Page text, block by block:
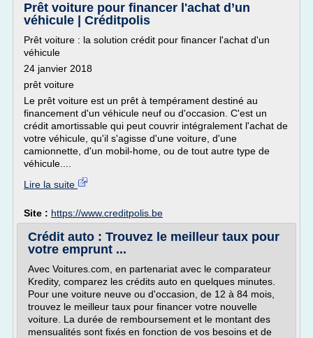
Prêt voiture pour financer l'achat d’un
véhicule | Créditpolis
Prêt voiture : la solution crédit pour financer l'achat d'un
véhicule
24 janvier 2018
prêt voiture
Le prêt voiture est un prêt à tempérament destiné au
financement d'un véhicule neuf ou d'occasion. C'est un
crédit amortissable qui peut couvrir intégralement l'achat de
votre véhicule, qu'il s'agisse d'une voiture, d'une
camionnette, d'un mobil-home, ou de tout autre type de
véhicule....
Lire la suite
Site : https://www.creditpolis.be
Crédit auto : Trouvez le meilleur taux pour
votre emprunt ...
Avec Voitures.com, en partenariat avec le comparateur
Kredity, comparez les crédits auto en quelques minutes.
Pour une voiture neuve ou d'occasion, de 12 à 84 mois,
trouvez le meilleur taux pour financer votre nouvelle
voiture. La durée de remboursement et le montant des
mensualités sont fixés en fonction de vos besoins et de